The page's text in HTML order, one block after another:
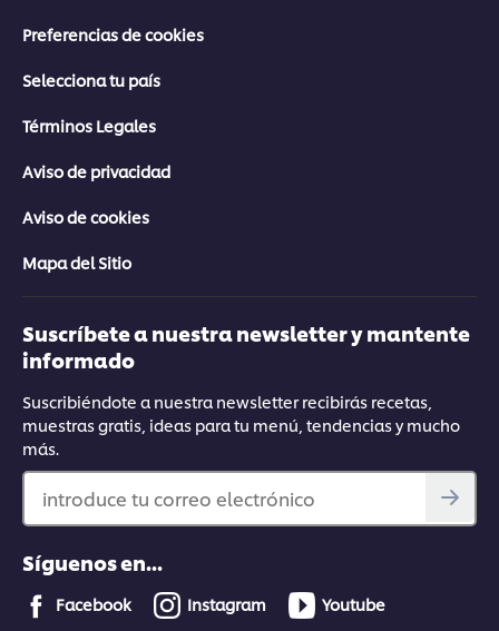
Preferencias de cookies
Selecciona tu país
Términos Legales
Aviso de privacidad
Aviso de cookies
Mapa del Sitio
Suscríbete a nuestra newsletter y mantente
informado
Suscribiéndote a nuestra newsletter recibirás recetas,
muestras gratis, ideas para tu menú, tendencias y mucho
más.
introduce tu correo electrónico
Síguenos en...
Facebook Instagram Youtube